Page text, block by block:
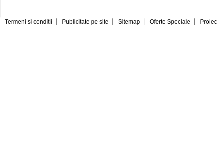
Termeni si conditii Publicitate pe site Sitemap Oferte Speciale